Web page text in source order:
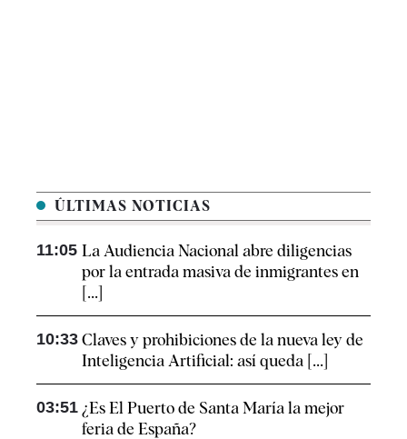
ÚLTIMAS NOTICIAS
11:05 La Audiencia Nacional abre diligencias
por la entrada masiva de inmigrantes en
[...]
10:33 Claves y prohibiciones de la nueva ley de
Inteligencia Artificial: así queda [...]
03:51 ¿Es El Puerto de Santa María la mejor
feria de España?